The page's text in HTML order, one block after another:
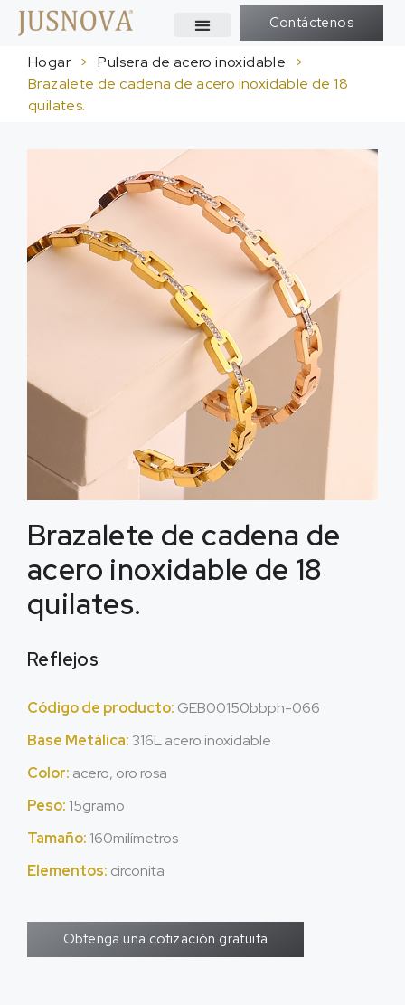
Contáctenos
Hogar > Pulsera de acero inoxidable
>
Brazalete de cadena de acero inoxidable de 18
quilates.
Brazalete de cadena de
acero inoxidable de 18
quilates.
Reflejos
Código de producto: GEB00150bbph-066
Base Metálica: 316L acero inoxidable
Color: acero, oro rosa
Peso: 15gramo
Tamaño: 160milímetros
Elementos: circonita
Obtenga una cotización gratuita